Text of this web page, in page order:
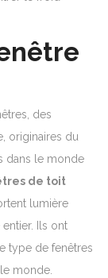
des
originaires du
dans le monde
de toit
lumière
Ils ont
type de fenêtres
monde.